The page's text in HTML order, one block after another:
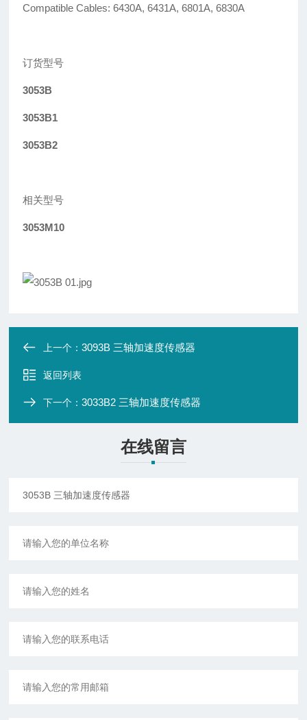
Compatible Cables: 6430A, 6431A, 6801A, 6830A
订货型号
3053B
3053B1
3053B2
相关型号
3053M10
上一个：3093B 三轴加速度传感器
返回列表
下一个：3033B2 三轴加速度传感器
在线留言